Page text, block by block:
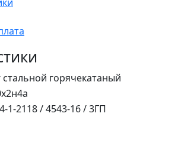
стальной горячекатаный
1-2118 / 4543-16 / 3ГП